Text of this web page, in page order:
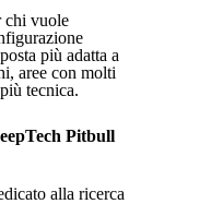
chi vuole
più adatta a
aree con molti
tecnica.
Pitbull
alla ricerca